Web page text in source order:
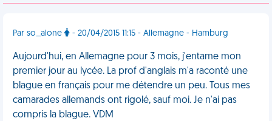
Par so_alone - 20/04/2015 11:15 - Allemagne - Hamburg
Aujourd'hui, en Allemagne pour 3 mois, j'entame mon
premier jour au lycée. La prof d'anglais m'a raconté une
blague en français pour me détendre un peu. Tous mes
camarades allemands ont rigolé, sauf moi. Je n'ai pas
compris la blague. VDM